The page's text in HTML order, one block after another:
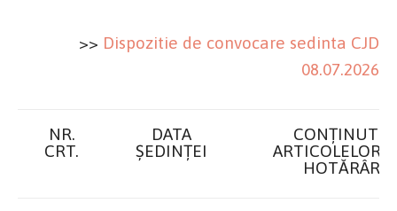
>> Dispozitie de convocare sedinta CJD
08.07.2026
NR.
CRT.
DATA
ȘEDINȚEI
ARTICOLELOR
HOTĂRÂRE